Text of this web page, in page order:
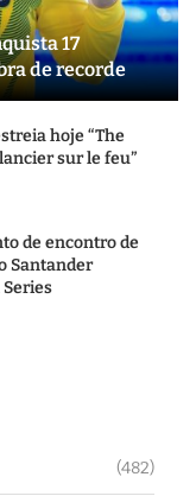
17
de recorde
hoje “The
sur le feu”
de encontro de
Santander
(482)